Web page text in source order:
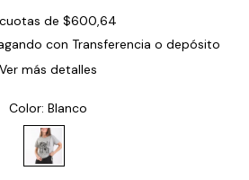
cuotas de $600,64
con Transferencia o depósito
Ver más detalles
Color: Blanco